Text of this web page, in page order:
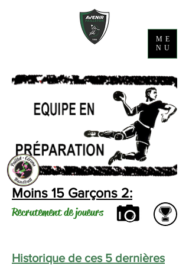
ME
NU
Moins 15 Garçons 2:
Recrutement de joueurs
Historique de ces 5 dernières